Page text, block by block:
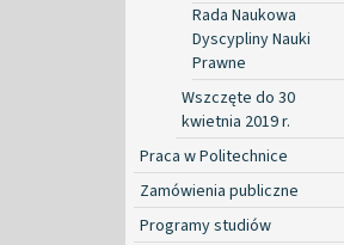
Rada Naukowa
Dyscypliny Nauki
Prawne
Wszczęte do 30
kwietnia 2019 r.
Praca w Politechnice
Zamówienia publiczne
Programy studiów